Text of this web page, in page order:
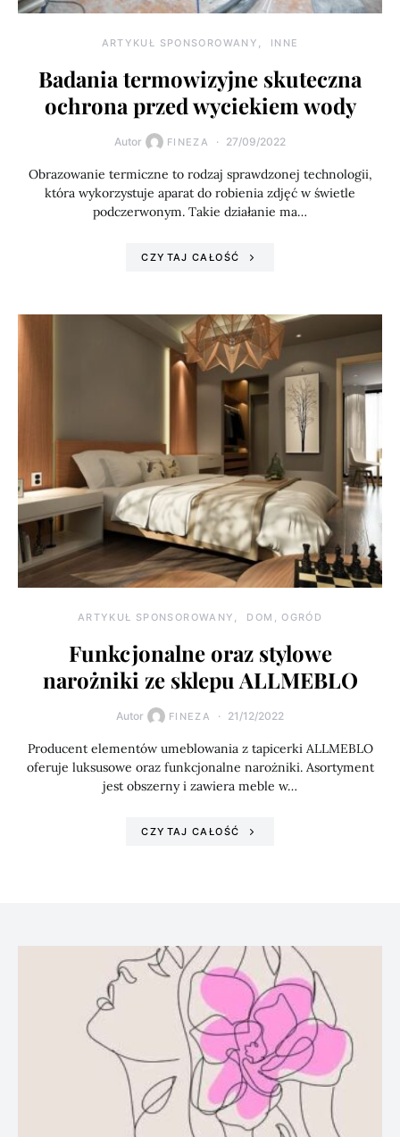
ARTYKUŁ SPONSOROWANY INNE
Badania termowizyjne skuteczna
ochrona przed wyciekiem wody
Autor FINEZA 27/09/2022
Obrazowanie termiczne to rodzaj sprawdzonej technologii,
która wykorzystuje aparat do robienia zdjęć w świetle
podczerwonym. Takie działanie ma…
CZYTAJ CAŁOŚĆ
ARTYKUŁ SPONSOROWANY DOM, OGRÓD
Funkcjonalne oraz stylowe
narożniki ze sklepu ALLMEBLO
Autor FINEZA 21/12/2022
Producent elementów umeblowania z tapicerki ALLMEBLO
oferuje luksusowe oraz funkcjonalne narożniki. Asortyment
jest obszerny i zawiera meble w…
CZYTAJ CAŁOŚĆ